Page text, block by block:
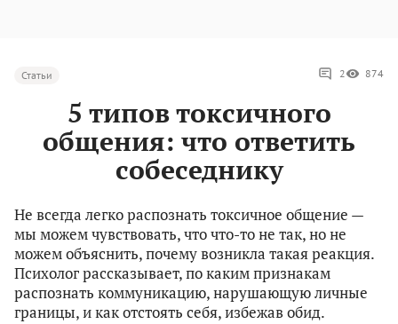
Статьи 2 874
5 типов токсичного
общения: что ответить
собеседнику
Не всегда легко распознать токсичное общение —
мы можем чувствовать, что что-то не так, но не
можем объяснить, почему возникла такая реакция.
Психолог рассказывает, по каким признакам
распознать коммуникацию, нарушающую личные
границы, и как отстоять себя, избежав обид.